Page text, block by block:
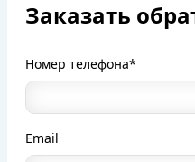
Заказать
Номер телефона*
Email